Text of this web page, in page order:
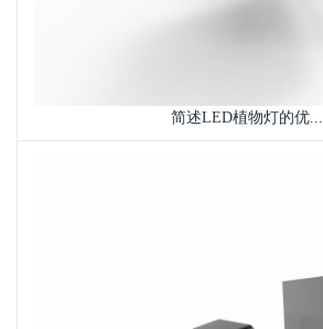
简述LED植物灯的优...